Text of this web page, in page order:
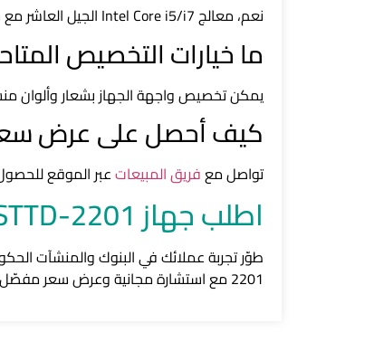
نعم، معالج Intel Core i5/i7 الجيل العاشر مع ذاكرة 8GB DDR4 وتخزين SSD يضمن أداء سريع حتى في أوقات الإقبال الكثيف.
ما خيارات التخصيص
يمكن تخصيص واجهة الجهاز بشعار
كيف أحصل على عرض
تواصل معفريق المبيعاتعبر الموقع
اطلب جهاز STTD-2201 الآن
طوّر تجربة عملائك في البنوك والمنشآت
2201 مع استشارة مجانية وعرض سعر مفصّل يشمل التركيب والتدريب والصيانة.